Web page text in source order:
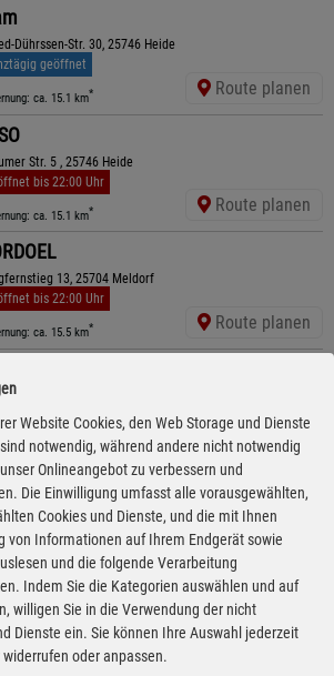
Dührssen-Str. 30, 25746 Heide
geöffnet
ca. 15.1 km* Route planen
Str. 5 , 25746 Heide
bis 22:00 Uhr
ca. 15.1 km* Route planen
13, 25704 Meldorf
bis 22:00 Uhr
ca. 15.5 km* Route planen
Straße 16 A , 25761 Büsum
geöffnet
ca. 3 km* Route planen
20, 25761 Oesterdeichstrich
bis 22:00 Uhr
kürzeste Anfahrt
ca. 2.4 km * Route planen
Str. 8 A, 25761 Buesum
bis 21:00 Uhr
Website Cookies, den Web Storage und Dienste
notwendig, während andere nicht notwendig
Onlineangebot zu verbessern und
Die Einwilligung umfasst alle vorausgewählten,
Cookies und Dienste, und die mit Ihnen
von Informationen auf Ihrem Endgerät sowie
und die folgende Verarbeitung
Indem Sie die Kategorien auswählen und auf
willigen Sie in die Verwendung der nicht
Dienste ein. Sie können Ihre Auswahl jederzeit
oder anpassen.